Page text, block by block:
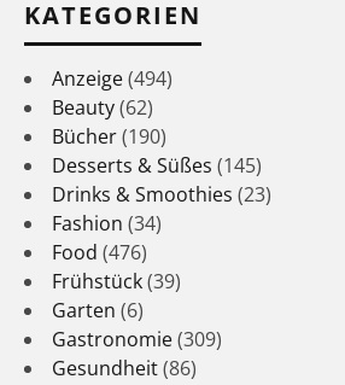
KATEGORIEN
Anzeige(494)
Beauty(62)
Bücher(190)
Desserts & Süßes (145)
Drinks & Smoothies (23)
Fashion (34)
Food (476)
Frühstück(39)
Garten (6)
Gastronomie(309)
Gesundheit(86)